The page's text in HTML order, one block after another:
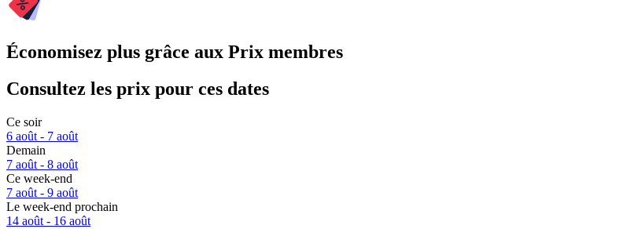
Économisez plus grâce aux Prix membres
Consultez les prix pour ces dates
Ce soir
6 août - 7 août
Demain
7 août - 8 août
Ce week-end
7 août - 9 août
Le week-end prochain
14 août - 16 août